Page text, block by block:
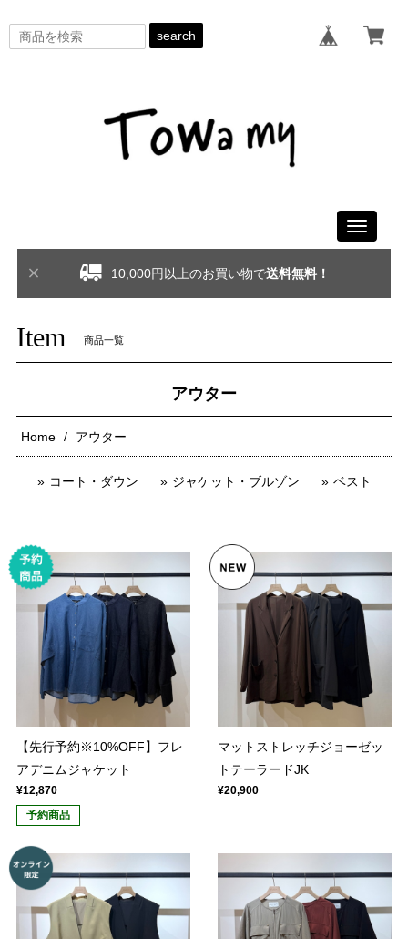
search
Toggle
10,000円以上のお買い物で送料無料！
Item 商品一覧
アウター
Home アウター
コート・ダウン ジャケット・ブルゾン ベスト
【先行予約※10%OFF】フレ
アデニムジャケット
¥12,870
予約商品
マットストレッチジョーゼッ
トテーラードJK
¥20,900